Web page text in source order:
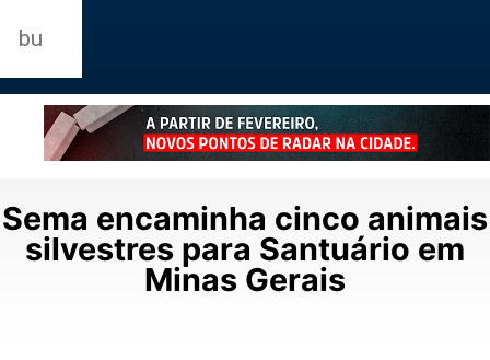
Sema encaminha cinco animais
silvestres para Santuário em
Minas Gerais